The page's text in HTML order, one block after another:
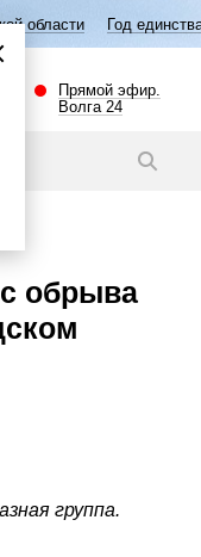
Год единства народов
Прямой эфир.
Волга 24
обрыва
группа.